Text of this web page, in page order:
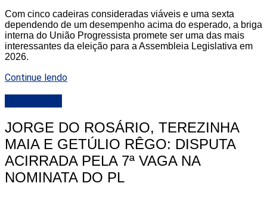
Com cinco cadeiras consideradas viáveis e uma sexta
dependendo de um desempenho acima do esperado, a briga
interna do União Progressista promete ser uma das mais
interessantes da eleição para a Assembleia Legislativa em
2026.
Continue lendo
JORGE DO ROSÁRIO, TEREZINHA
MAIA E GETÚLIO RÊGO: DISPUTA
ACIRRADA PELA 7ª VAGA NA
NOMINATA DO PL